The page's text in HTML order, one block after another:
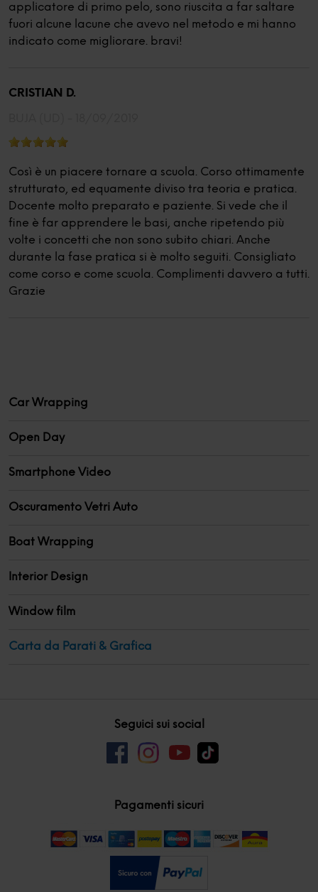
applicatore di primo pelo, sono riuscita a far saltare
fuori alcune lacune che avevo nel metodo e mi hanno
indicato come migliorare. bravi!
CRISTIAN D.
Così è un piacere tornare a scuola. Corso ottimamente
strutturato, ed equamente diviso tra teoria e pratica.
Docente molto preparato e paziente. Si vede che il
fine è far apprendere le basi, anche ripetendo più
volte i concetti che non sono subito chiari. Anche
durante la fase pratica si è molto seguiti. Consigliato
come corso e come scuola. Complimenti davvero a tutti.
Grazie
Car Wrapping
Open Day
Smartphone Video
Oscuramento Vetri Auto
Boat Wrapping
Interior Design
Window film
Carta da Parati & Grafica
Seguici sui social
Pagamenti sicuri